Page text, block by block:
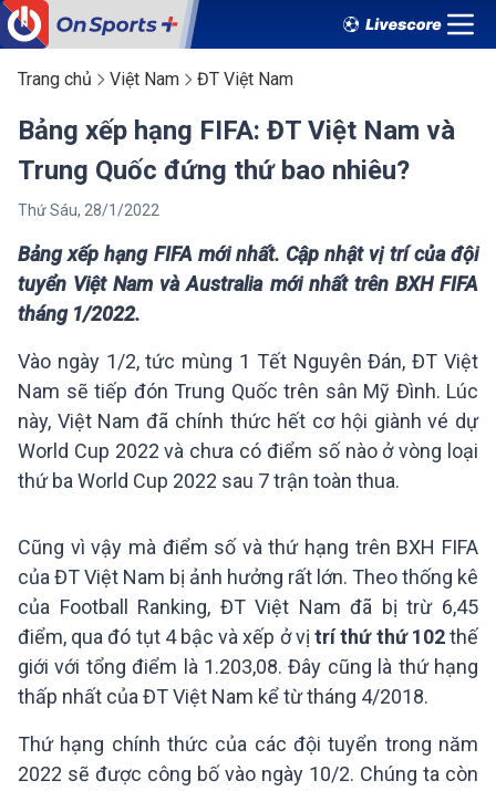
Trang chủ Việt Nam ĐT Việt Nam
Bảng xếp hạng FIFA: ĐT Việt Nam và
Trung Quốc đứng thứ bao nhiêu?
Thứ Sáu, 28/1 /2022
Bảng xếp hạng FIFA mới nhất. Cập nhật vị trí của đội
tuyển Việt Nam và Australia mới nhất trên BXH FIFA
tháng 1/2022.
Vào ngày 1/2, tức mùng 1 Tết Nguyên Đán, ĐT Việt
Nam sẽ tiếp đón Trung Quốc trên sân Mỹ Đình. Lúc
này, Việt Nam đã chính thức hết cơ hội giành vé dự
World Cup 2022 và chưa có điểm số nào ở vòng loại
thứ ba World Cup 2022 sau 7 trận toàn thua.
Cũng vì vậy mà điểm số vàthứ hạng trên BXH FIFA
của ĐT Việt Nam bị ảnh hưởng rất lớn. Theo thống kê
của Football Ranking, ĐT Việt Nam đã bị trừ 6,45
điểm, qua đó tụt 4 bậc và xếp ở vịtrí thứ thứ 102thế
giới với tổng điểm là 1.203,08. Đây cũng là thứ hạng
thấp nhất của ĐT Việt Nam kể từ tháng 4/2018.
Thứ hạng chính thức của các đội tuyển trong năm
2022 sẽ được công bố vào ngày 10/2. Chúng ta còn